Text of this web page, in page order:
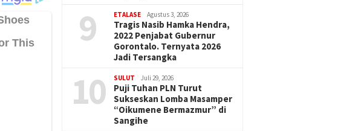
9 ETALASE Agustus 3, 2026
Tragis Nasib Hamka Hendra,
2022 Penjabat Gubernur
Gorontalo. Ternyata 2026
Jadi Tersangka
10 SULUT Juli 29, 2026
Puji Tuhan PLN Turut
Sukseskan Lomba Masamper
“Oikumene Bermazmur” di
Sangihe